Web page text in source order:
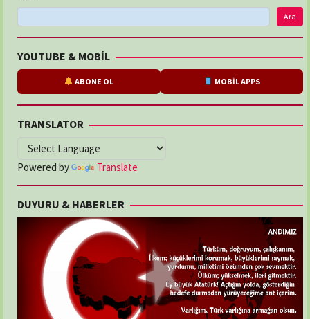
Ara
YOUTUBE & MOBİL
ABONE OL MOBİL APPS
TRANSLATOR
Powered by Translate
DUYURU & HABERLER